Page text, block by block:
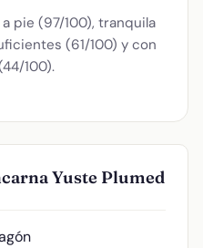
pie (97/100), tranquila
(61/100) y con
100).
Yuste Plumed